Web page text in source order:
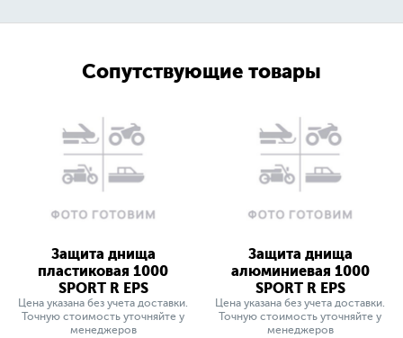
Сопутствующие товары
Защита днища
пластиковая 1000
SPORT R EPS
Цена указана без учета доставки.
Точную стоимость уточняйте у
менеджеров
Защита днища
алюминиевая 1000
SPORT R EPS
Цена указана без учета доставки.
Точную стоимость уточняйте у
менеджеров